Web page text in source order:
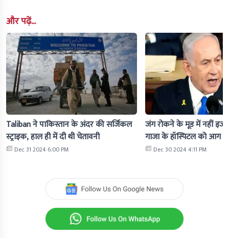
और पढ़ें...
Taliban ने पाकिस्तान के अंदर की सर्जिकल
स्ट्राइक, हाल ही में दी थी चेतावनी
Dec 31 2024 6:00 PM
जंग रोकने के मूड में नहीं
गाजा के हॉस्पिटल को आग
Dec 30 2024 4:11 PM